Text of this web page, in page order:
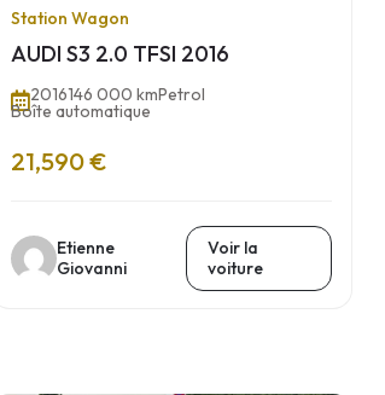
Station Wagon
AUDI S3 2.0 TFSI 2016
2016146 000 kmPetrol
Boîte automatique
21,590 €
Etienne
Giovanni
Voir la
voiture